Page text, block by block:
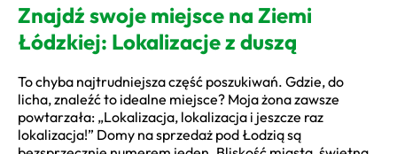
Znajdź swoje miejsce na Ziemi
Łódzkiej: Lokalizacje z duszą
To chyba najtrudniejsza część poszukiwań. Gdzie, do
licha, znaleźć to idealne miejsce? Moja żona zawsze
powtarzała: „Lokalizacja, lokalizacja i jeszcze raz
lokalizacja!” Domy na sprzedaż pod Łodzią są